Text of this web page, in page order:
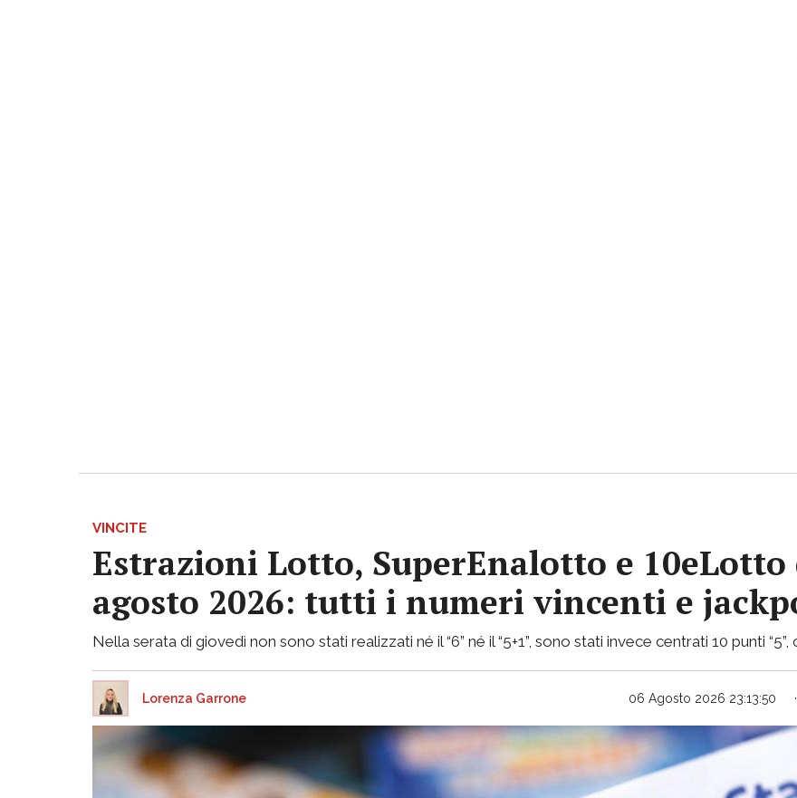
VINCITE
Estrazioni Lotto, SuperEnalotto e 10eLotto
agosto 2026: tutti i numeri vincenti e
Nella serata di giovedì non sono stati realizzati né il “6” né il “5+1”, sono stati invece centrati 10 punti
Lorenza Garrone 06 Agosto 2026 23:13:50